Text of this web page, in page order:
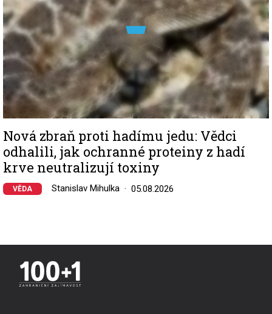
Nová zbraň proti hadímu jedu: Vědci
odhalili, jak ochranné proteiny z hadí
krve neutralizují toxiny
VĚDA Stanislav Mihulka 05.08.2026